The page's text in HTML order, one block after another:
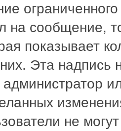
на сообщение,
показывает
Эта надпись
не